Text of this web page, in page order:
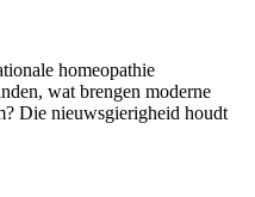
homeopathie
wat brengen moderne
Die nieuwsgierigheid houdt